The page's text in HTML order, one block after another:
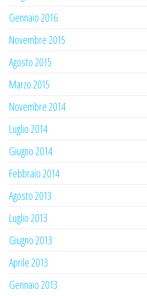
Gennaio 2016
Novembre 2015
Agosto 2015
Marzo 2015
Novembre 2014
Luglio 2014
Giugno 2014
Febbraio 2014
Agosto 2013
Luglio 2013
Giugno 2013
Aprile 2013
Gennaio 2013